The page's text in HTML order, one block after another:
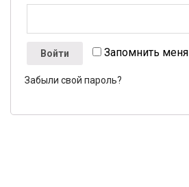
Запомнить меня
Войти
Забыли свой пароль?